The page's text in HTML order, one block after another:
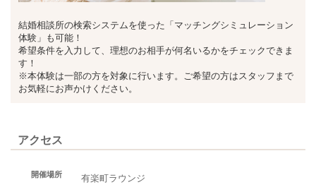
結婚相談所の検索システムを使った「マッチングシミュレーション
体験」も可能！
希望条件を入力して、理想のお相手が何名いるかをチェックできま
す！
※本体験は一部の方を対象に行います。ご希望の方はスタッフまで
お気軽にお声かけください。
アクセス
開催場所
有楽町ラウンジ